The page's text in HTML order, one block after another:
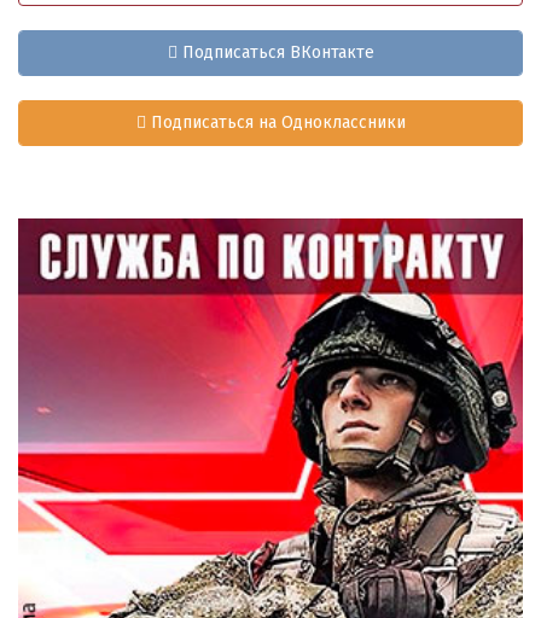
Подписаться ВКонтакте
Подписаться на Одноклассники